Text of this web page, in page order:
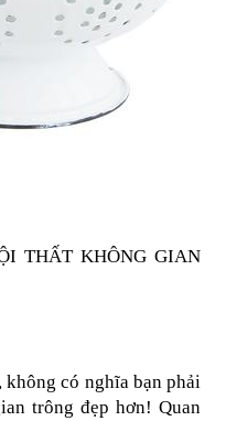
THẤT KHÔNG GIAN
có nghĩa bạn phải
trông đẹp hơn! Quan